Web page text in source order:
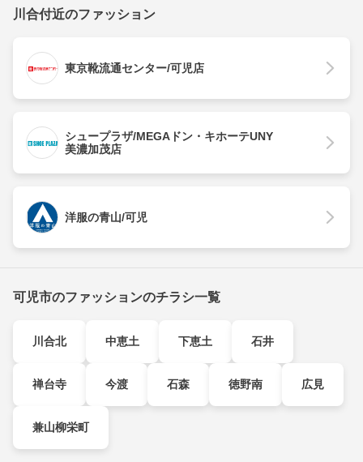
川合付近のファッション
東京靴流通センター/可児店
シュープラザ/MEGAドン・キホーテUNY
美濃加茂店
洋服の青山/可児
可児市のファッションのチラシ一覧
川合北 中恵土 下恵土 石井
禅台寺 今渡 石森 徳野南 広見
兼山柳栄町